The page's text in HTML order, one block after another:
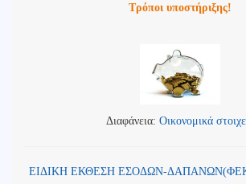
Τρόποι υποστήριξης!
Διαφάνεια: Οικονομικά
ΕΙΔΙΚΗ ΕΚΘΕΣΗ ΕΣΟΔΩΝ-ΔΑΠΑΝΩΝ(ΦΕΚ